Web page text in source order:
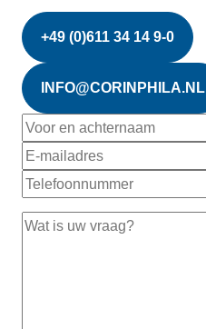
+49 (0)611 34 14 9-0
INFO@CORINPHILA.NL